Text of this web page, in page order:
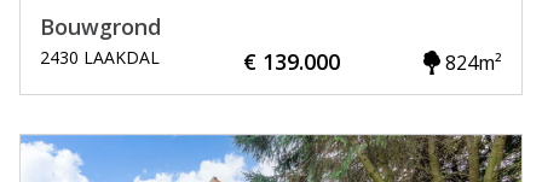
Bouwgrond
2430 LAAKDAL € 139.000 824m²